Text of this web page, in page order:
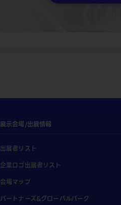
展示会場/出展情報
出展者リスト
企業ロゴ出展者リスト
会場マップ
パートナーズ&グローバルパーク